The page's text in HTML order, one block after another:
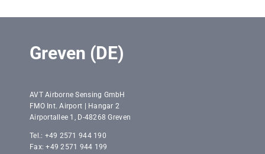
Greven (DE)
AVT Airborne Sensing GmbH
FMO Int. Airport | Hangar 2
Airportallee 1, D-48268 Greven
Tel.: +49 2571 944 190
Fax: +49 2571 944 199